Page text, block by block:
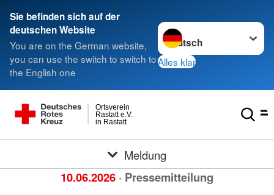
Sie befinden sich auf der
deutschen Website
You are on the German website,
you can use the switch to switch to
the English one
Sprache wechseln zu
Alles klar
in Rastatt
Rastatt e.V.
Ortsverein
Meldung
10.06.2026 · Pressemitteilung